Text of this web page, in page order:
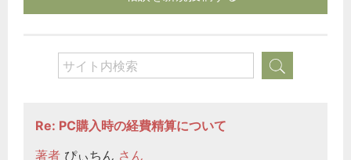
Re: PC購入時の経費精算について
著者 ぴぃちん さん